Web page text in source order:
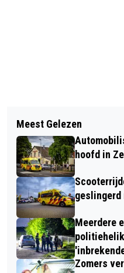
EVERT RICHT
VOOR MANNEN
MISBRUIKT ZIJN
KUNSTENAARS
COLORFIELD
Meest Gelezen
hoofd in
geslingerd
Meerdere
Zomers